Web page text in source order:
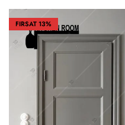
FIRSAT13%